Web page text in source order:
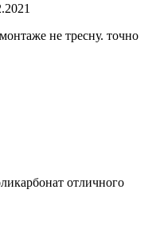
не тресну. точно
отличного